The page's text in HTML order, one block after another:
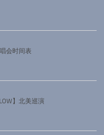
会时间表
】北美巡演